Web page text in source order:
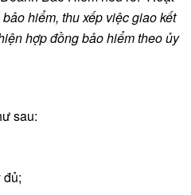
hiểm, thu xếp việc giao kết
hợp đồng bảo hiểm theo ủy
sau: